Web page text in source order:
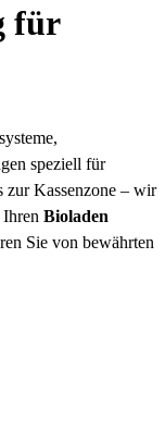
für
speziell für
zur Kassenzone – wir
Bioladen
Sie von bewährten